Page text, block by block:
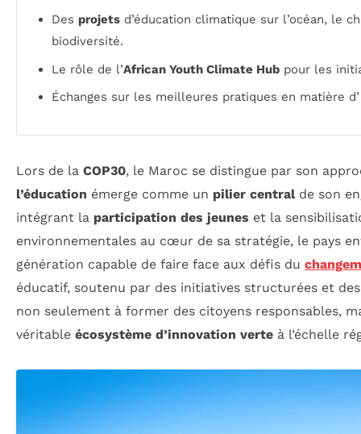
Des projets d’éducation climatique sur l’océan, le
biodiversité.
Le rôle de l’African Youth Climate Hub pour les
Échanges sur les meilleures pratiques en matière
Lors de la COP30, le Maroc se distingue par son
l’éducation émerge comme un pilier centralde son
intégrant la participation des jeunes et la
environnementales au cœur de sa stratégie, le pays
génération capable de faire face aux défis du
éducatif, soutenu par des initiatives structurées et
non seulement à former des citoyens responsables,
véritable écosystème d’innovation verte à l’échelle